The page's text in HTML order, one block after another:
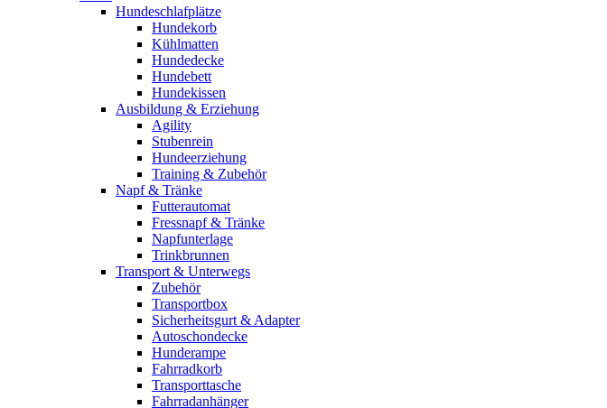
Hundeschlafplätze
Hundekorb
Kühlmatten
Hundedecke
Hundebett
Hundekissen
Ausbildung & Erziehung
Agility
Stubenrein
Hundeerziehung
Training & Zubehör
Napf & Tränke
Futterautomat
Fressnapf & Tränke
Napfunterlage
Trinkbrunnen
Transport & Unterwegs
Zubehör
Transportbox
Sicherheitsgurt & Adapter
Autoschondecke
Hunderampe
Fahrradkorb
Transporttasche
Fahrradanhänger